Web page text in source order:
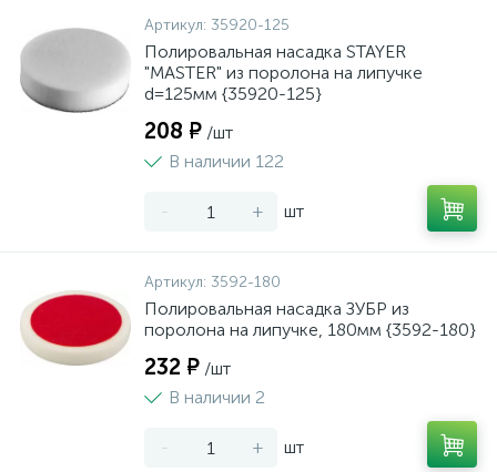
Артикул: 35920-125
Полировальная насадка STAYER
"MASTER" из поролона на липучке
d=125мм {35920-125}
208 ₽ /шт
В наличии 122
- + шт
Артикул: 3592-180
Полировальная насадка ЗУБР из
поролона на липучке, 180мм {3592-180}
232 ₽ /шт
В наличии 2
- + шт